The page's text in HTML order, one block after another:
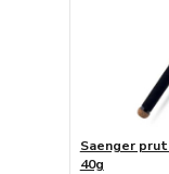
Saenger
40g